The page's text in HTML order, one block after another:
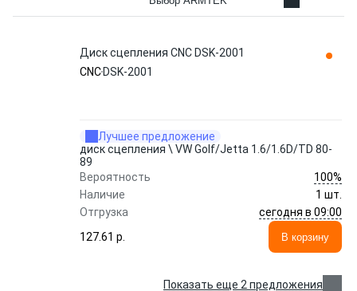
Диск сцепления CNC DSK-2001
CNC DSK-2001
Лучшее предложение
диск сцепления \ VW Golf/Jetta 1.6/1.6D/TD 80-
89
Вероятность
100%
Наличие
1 шт.
Отгрузка
сегодня в 09:00
127.61 p.
В корзину
Показать еще 2 предложения